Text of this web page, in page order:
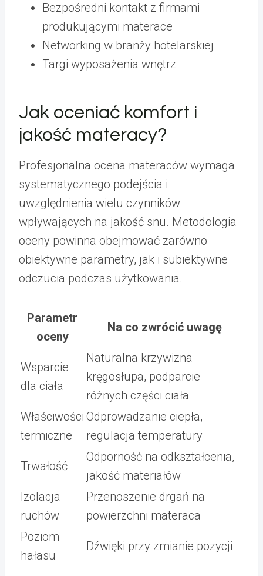
Bezpośredni kontakt z firmami
produkującymi materace
Networking w branży hotelarskiej
Targi wyposażenia wnętrz
Jak oceniać komfort i
jakość materacy?
Profesjonalna ocena materaców wymaga
systematycznego podejścia i
uwzględnienia wielu czynników
wpływających na jakość snu. Metodologia
oceny powinna obejmować zarówno
obiektywne parametry, jak i subiektywne
odczucia podczas użytkowania.
Parametr
oceny
Na co zwrócić uwagę
Wsparcie
dla ciała
Naturalna krzywizna
kręgosłupa, podparcie
różnych części ciała
Właściwości
termiczne
Odprowadzanie ciepła,
regulacja temperatury
Trwałość
Odporność na odkształcenia,
jakość materiałów
Izolacja
ruchów
Przenoszenie drgań na
powierzchni materaca
Poziom
hałasu
Dźwięki przy zmianie pozycji